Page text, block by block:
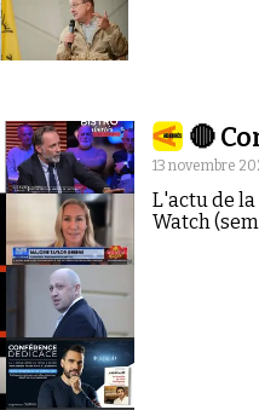
🔴
13 novembre
L'actu de
Watch